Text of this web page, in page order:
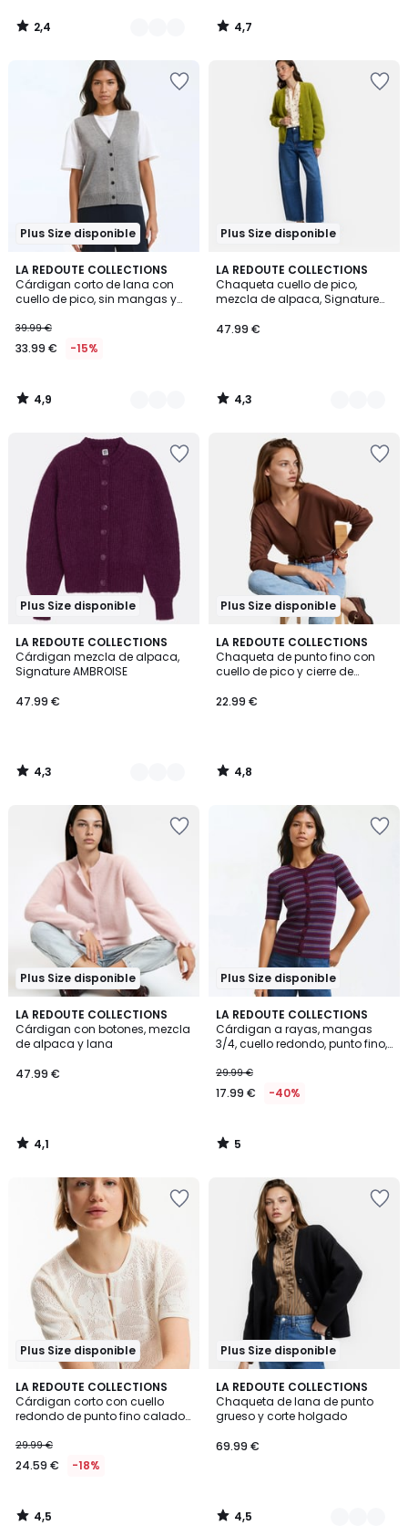
2,4
/
4,7
/
Plus Size disponible
LA REDOUTE COLLECTIONS
Cárdigan corto de lana con
cuello de pico, sin mangas y
39.99 €
33.99 € -15%
4,9
/ 5
2
Colores
4,9
/
Plus Size disponible
LA REDOUTE COLLECTIONS
Chaqueta cuello de pico,
mezcla de alpaca, Signature
47.99 €
4,3
/ 5
2
Colores
4,3
/
Plus Size disponible
LA REDOUTE COLLECTIONS
Cárdigan mezcla de alpaca,
Signature AMBROISE
47.99 €
4,3
/ 5
2
Colores
4,3
/
Plus Size disponible
LA REDOUTE COLLECTIONS
Chaqueta de punto fino con
cuello de pico y cierre de
22.99 €
4,8
/ 5
4,8
/
Plus Size disponible
LA REDOUTE COLLECTIONS
Cárdigan con botones, mezcla
de alpaca y lana
47.99 €
4,1
/ 5
4,1
/
Plus Size disponible
LA REDOUTE COLLECTIONS
Cárdigan a rayas, mangas
3/4, cuello redondo, punto fino,
29.99 €
17.99 € -40%
5
/
5
5
/
Plus Size disponible
LA REDOUTE COLLECTIONS
Cárdigan corto con cuello
redondo de punto fino calado
29.99 €
24.59 € -18%
4,5
/ 5
4,5
/
Plus Size disponible
LA REDOUTE COLLECTIONS
Chaqueta de lana de punto
grueso y corte holgado
69.99 €
4,5
/ 5
2
Colores
4,5
/